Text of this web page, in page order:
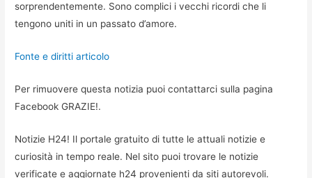
sorprendentemente. Sono complici i vecchi ricordi che li
tengono uniti in un passato d’amore.
Fonte e diritti articolo
Per rimuovere questa notizia puoi contattarci sulla pagina
Facebook GRAZIE!.
Notizie H24! Il portale gratuito di tutte le attuali notizie e
curiosità in tempo reale. Nel sito puoi trovare le notizie
verificate e aggiornate h24 provenienti da siti autorevoli.